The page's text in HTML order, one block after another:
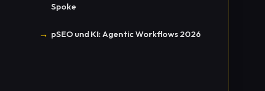
Spoke
pSEO und KI: Agentic Workflows 2026